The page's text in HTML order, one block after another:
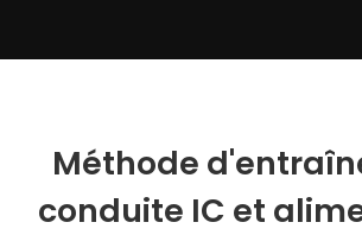
Méthode
conduite IC et